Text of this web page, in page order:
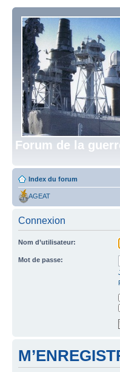
Forum de la
Index du forum
AGEAT
Connexion
Nom d’utilisateur:
Mot de passe: